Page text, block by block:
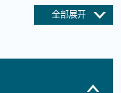
全部展开